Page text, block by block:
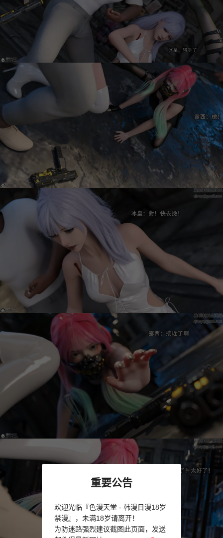
重要公告
欢迎光临『色漫天堂 - 韩漫日漫18岁
禁漫』，未满18岁请离开！
为防迷路强烈建议截图此页面，发送